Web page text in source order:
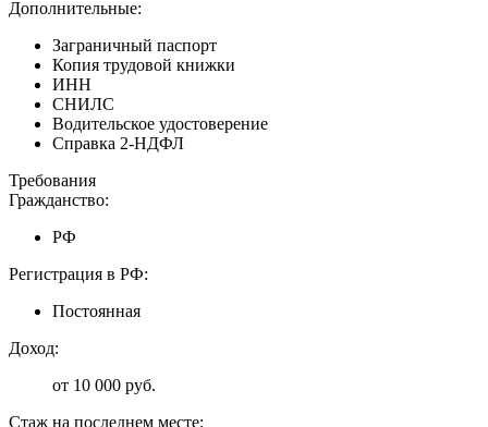
Дополнительные:
Заграничный паспорт
Копия трудовой книжки
ИНН
СНИЛС
Водительское удостоверение
Справка 2-НДФЛ
Требования
Гражданство:
РФ
Регистрация в РФ:
Постоянная
Доход:
от 10 000 руб.
Стаж на последнем месте: